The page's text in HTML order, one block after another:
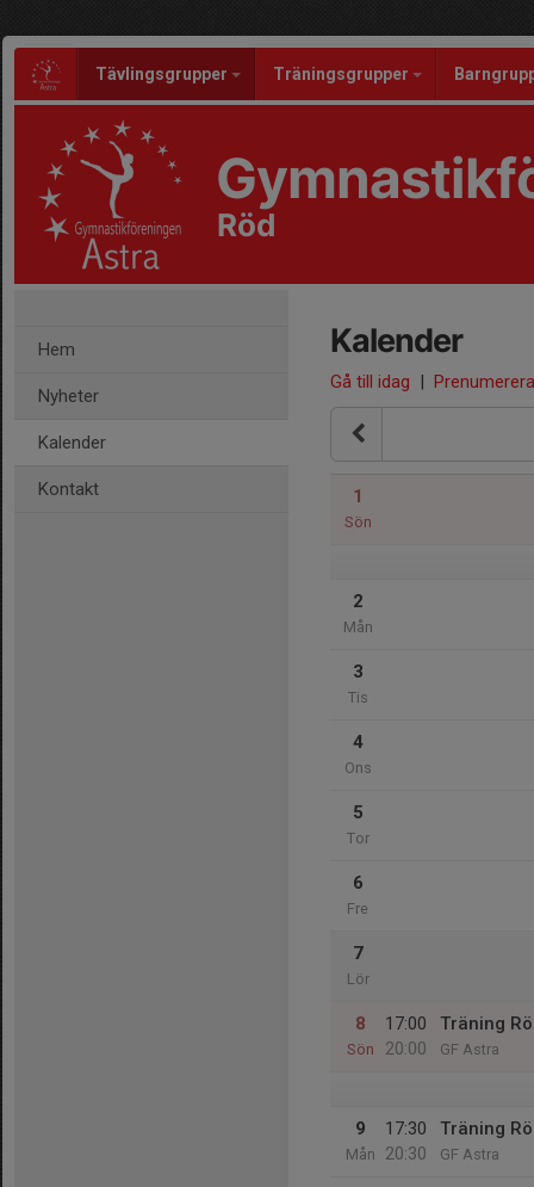
Tävlingsgrupper Träningsgrupper
Röd
Hem
Nyheter
Kalender
Kontakt
Kalender
Gå till idag | Prenumerera
1
Sön
2
Mån
3
Tis
4
Ons
5
Tor
6
Fre
7
Lör
8
Sön
17:00
20:00
Träning
GF Astra
9
Mån
17:30
20:30
Träning
GF Astra